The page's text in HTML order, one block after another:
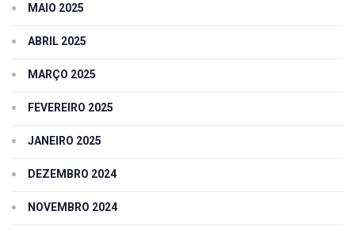
MAIO 2025
ABRIL 2025
MARÇO 2025
FEVEREIRO 2025
JANEIRO 2025
DEZEMBRO 2024
NOVEMBRO 2024